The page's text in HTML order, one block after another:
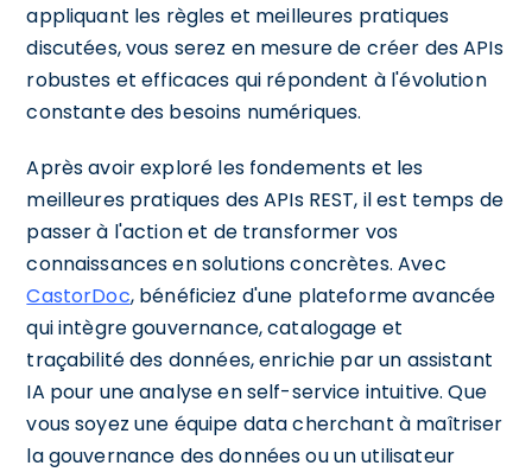
appliquant les règles et meilleures pratiques
discutées, vous serez en mesure de créer des APIs
robustes et efficaces qui répondent à l'évolution
constante des besoins numériques.
Après avoir exploré les fondements et les
meilleures pratiques des APIs REST, il est temps de
passer à l'action et de transformer vos
connaissances en solutions concrètes. Avec
CastorDoc, bénéficiez d'une plateforme avancée
qui intègre gouvernance, catalogage et
traçabilité des données, enrichie par un assistant
IA pour une analyse en self-service intuitive. Que
vous soyez une équipe data cherchant à maîtriser
la gouvernance des données ou un utilisateur